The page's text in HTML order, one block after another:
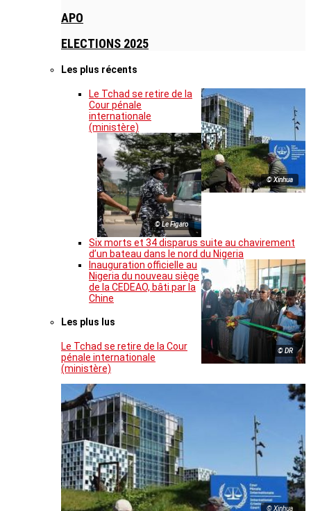
APO
ELECTIONS 2025
Les plus récents
© Xinhua
Le Tchad se retire de la
Cour pénale
internationale
(ministère)
© Le Figaro
Six morts et 34 disparus suite au chavirement
d’un bateau dans le nord du Nigeria
© DR
Inauguration officielle au
Nigeria du nouveau siège
de la CEDEAO, bâti par la
Chine
Les plus lus
Le Tchad se retire de la Cour
pénale internationale
(ministère)
© Xinhua